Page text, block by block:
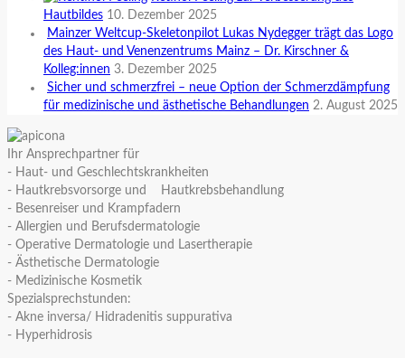
Hautbildes 10. Dezember 2025
Mainzer Weltcup-Skeletonpilot Lukas Nydegger trägt das Logo
des Haut- und Venenzentrums Mainz – Dr. Kirschner &
Kolleg:innen 3. Dezember 2025
Sicher und schmerzfrei – neue Option der Schmerzdämpfung
für medizinische und ästhetische Behandlungen 2. August 2025
Ihr Ansprechpartner für
- Haut- und Geschlechtskrankheiten
- Hautkrebsvorsorge und Hautkrebsbehandlung
- Besenreiser und Krampfadern
- Allergien und Berufsdermatologie
- Operative Dermatologie und Lasertherapie
- Ästhetische Dermatologie
- Medizinische Kosmetik
Spezialsprechstunden:
- Akne inversa/ Hidradenitis suppurativa
- Hyperhidrosis